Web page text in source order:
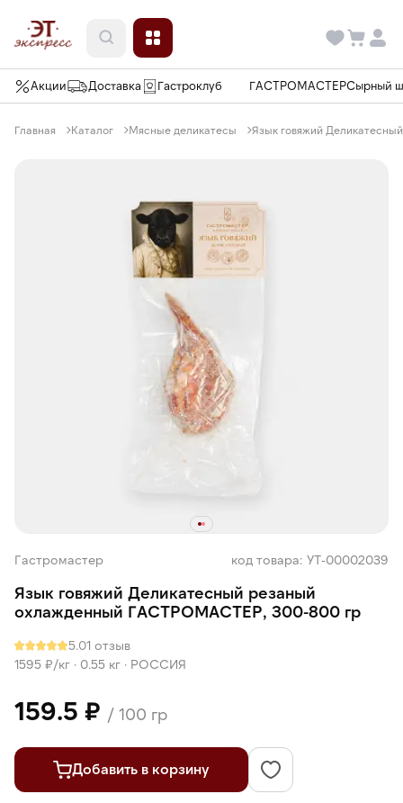
Акции Доставка Гастроклуб ГАСТРОМАСТЕРСырный
Главная Каталог Мясные деликатесы Язык говяжий
Гастромастер код товара: УТ-00002039
Язык говяжий Деликатесный резаный
охлажденный ГАСТРОМАСТЕР, 300-800 гр
5.01 отзыв
1595 ₽/кг · 0.55 кг · РОССИЯ
159.5 ₽ / 100 гр
Добавить в корзину